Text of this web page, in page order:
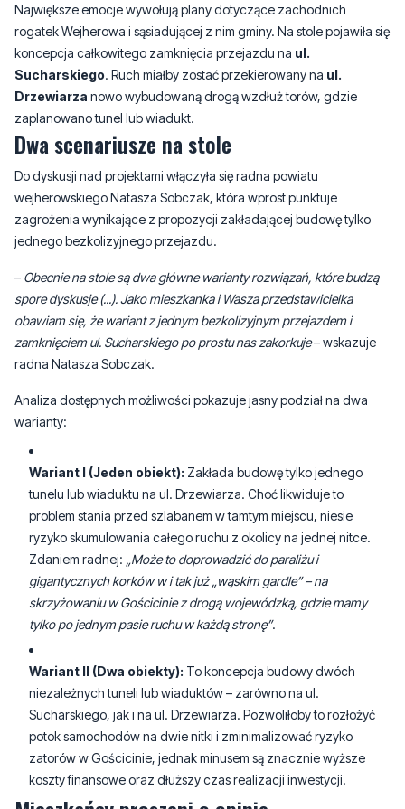
Sucharskiego. Ruch miałby zostać przekierowany naul.
Drzewiarzanowo wybudowaną drogą wzdłuż torów, gdzie
zaplanowano tunel lub wiadukt.
Dwa scenariusze na stole
Do dyskusji nad projektami włączyła się radna powiatu
zagrożenia wynikające z propozycji zakładającej budowę tylko
jednego bezkolizyjnego przejazdu.
Obecnie na stole są dwa główne warianty rozwiązań, które budzą
spore dyskusje (...). Jako mieszkanka i Wasza przedstawicielka
zamknięciem ul. Sucharskiego po prostu nas zakorkuje – wskazuje
radna Natasza Sobczak.
Analiza dostępnych możliwości pokazuje jasny podział na dwa
warianty:
Wariant I (Jeden obiekt):Zakłada budowę tylko jednego
tunelu lub wiaduktu na ul. Drzewiarza. Choć likwiduje to
problem stania przed szlabanem w tamtym miejscu, niesie
ryzyko skumulowania całego ruchu z okolicy na jednej nitce.
Zdaniem radnej:„Może to doprowadzić do paraliżu i
gigantycznych korków w i tak już „wąskim gardle” – na
skrzyżowaniu w Gościcinie z drogą wojewódzką, gdzie mamy
tylko po jednym pasie ruchu w każdą stronę”.
Wariant II (Dwa obiekty):To koncepcja budowy dwóch
niezależnych tuneli lub wiaduktów – zarówno na ul.
Sucharskiego, jak i na ul. Drzewiarza. Pozwoliłoby to rozłożyć
potok samochodów na dwie nitki i zminimalizować ryzyko
zatorów w Gościcinie, jednak minusem są znacznie wyższe
koszty finansowe oraz dłuższy czas realizacji inwestycji.
Mieszkańcy proszeni o opinie
Zanim zapadną ostateczne, formalne decyzje urzędników i kolei,
kluczowe ma być zdanie samych kierowców, którzy codziennie